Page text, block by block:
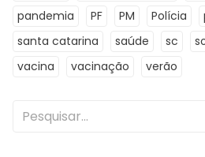
pandemia
PF PM Polícia
santa catarina
saúde sc
vacina
vacinação verão